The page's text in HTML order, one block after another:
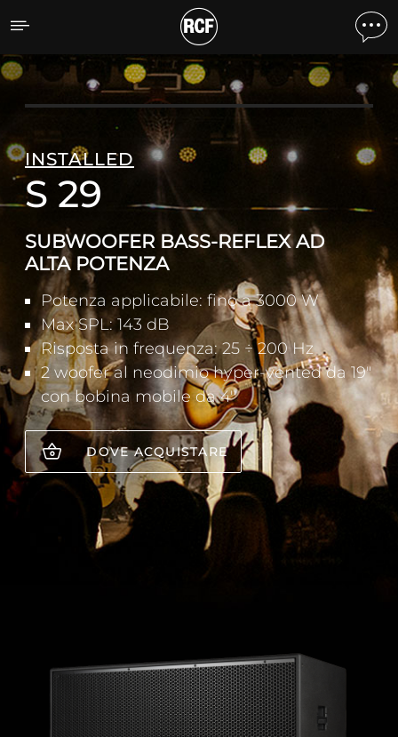
S 29 SUBWOOFER BASS-
INSTALLED
S 29
SUBWOOFER BASS-REFLEX AD
ALTA POTENZA
Potenza applicabile: fino a 3000 W
Max SPL: 143 dB
Risposta in frequenza: 25 ÷ 200 Hz
2 woofer al neodimio hyper-vented da 19"
con bobina mobile da 4''
DOVE ACQUISTARE